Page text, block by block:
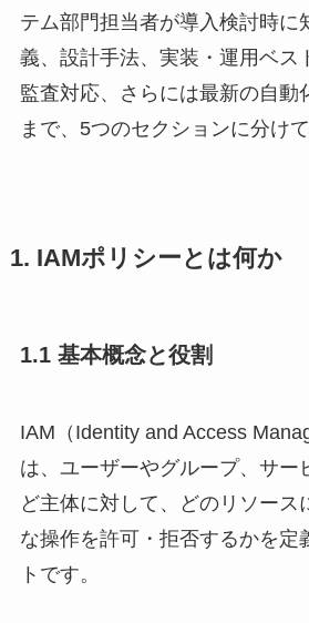
テム部門担当者が導入検討時に
義、設計手法、実装・運用ベス
監査対応、さらには最新の自動
まで、5つのセクションに分け
1. IAMポリシーとは何か
1.1 基本概念と役割
IAM（Identity and Access
は、ユーザーやグループ、サー
ど主体に対して、どのリソース
な操作を許可・拒否するかを定
トです。